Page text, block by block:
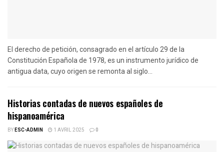
El derecho de petición, consagrado en el artículo 29 de la
Constitución Española de 1978, es un instrumento jurídico de
antigua data, cuyo origen se remonta al siglo...
Historias contadas de nuevos españoles de
hispanoamérica
BYESC-ADMIN 1 AVRIL 2025 0